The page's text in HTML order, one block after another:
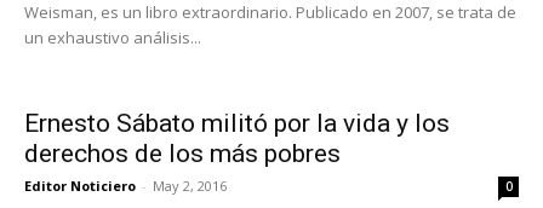
Weisman, es un libro extraordinario. Publicado en 2007, se trata de
un exhaustivo análisis...
Ernesto Sábato militó por la vida y los
derechos de los más pobres
Editor Noticiero - May 2, 2016 0